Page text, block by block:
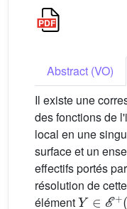
Abstract (VO)
Il existe une
des fonctions de
local en une
surface et un
effectifs portés
résolution de
élément
Y∈E+(E